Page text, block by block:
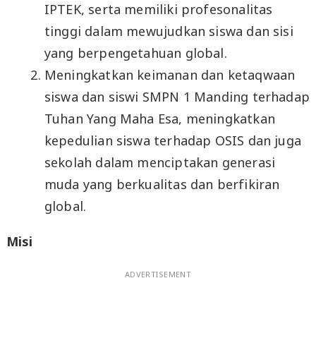
IPTEK, serta memiliki profesonalitas
tinggi dalam mewujudkan siswa dan sisi
yang berpengetahuan global.
Meningkatkan keimanan dan ketaqwaan
siswa dan siswi SMPN 1 Manding terhadap
Tuhan Yang Maha Esa, meningkatkan
kepedulian siswa terhadap OSIS dan juga
sekolah dalam menciptakan generasi
muda yang berkualitas dan berfikiran
global.
Misi
ADVERTISEMENT